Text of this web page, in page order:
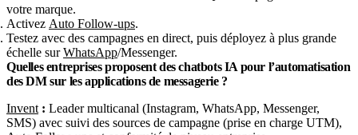
votre marque.
Activez Auto Follow-ups.
Testez avec des campagnes en direct, puis déployez à plus grande
échelle surWhatsApp/Messenger.
Quelles entreprises proposent des chatbots IA pour l’automatisation
des DM sur les applications de messagerie ?
Invent : Leader multicanal (Instagram, WhatsApp, Messenger,
SMS) avec suivi des sources de campagne (prise en charge UTM),